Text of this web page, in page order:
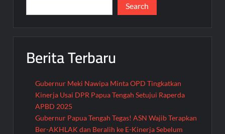
Search
Berita Terbaru
Gubernur Meki Nawipa Minta OPD Tingkatkan
Kinerja Usai DPR Papua Tengah Setujui Raperda
APBD 2025
Gubernur Papua Tengah Tegas! ASN Wajib Terapkan
Ber-AKHLAK dan Beralih ke E-Kinerja Sebelum